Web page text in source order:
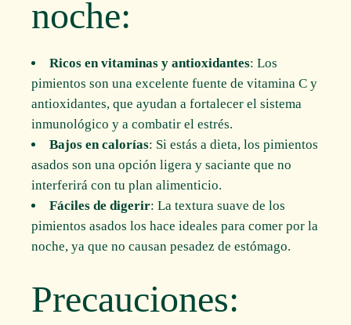
noche:
Ricos en vitaminas y antioxidantes: Los
pimientos son una excelente fuente de vitamina C y
antioxidantes, que ayudan a fortalecer el sistema
inmunológico y a combatir el estrés.
Bajos en calorías: Si estás a dieta, los pimientos
asados son una opción ligera y saciante que no
interferirá con tu plan alimenticio.
Fáciles de digerir: La textura suave de los
pimientos asados los hace ideales para comer por la
noche, ya que no causan pesadez de estómago.
Precauciones: